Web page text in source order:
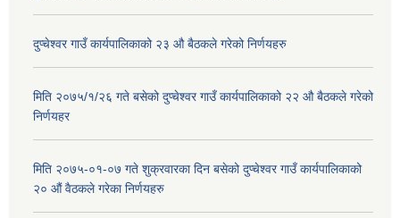
दुप्चेश्वर गाउँ कार्यपालिकाको २३ औ बैठकले गरेको निर्णयहरु
मिति २०७५/१/२६ गते बसेको दुप्चेश्वर गाउँ कार्यपालिकाको २२ औ बैठकले गरेको
निर्णयहर
मिति २०७५-०१-०७ गते शुक्रवारका दिन बसेको दुप्चेश्वर गाउँ कार्यपालिकाको
२० औं वैठकले गरेका निर्णयहरु